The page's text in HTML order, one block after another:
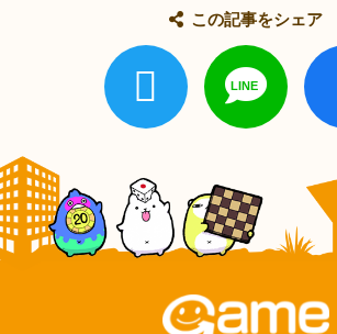
この記事をシェア